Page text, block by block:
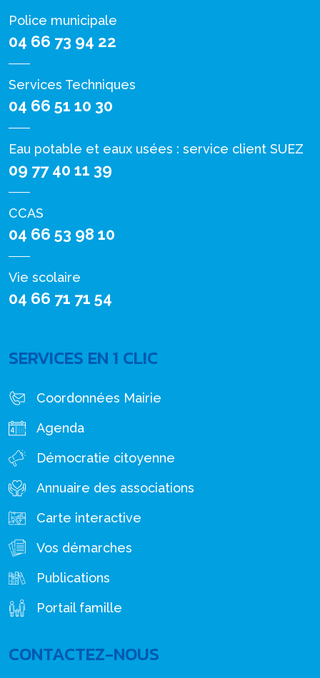
Police municipale
04 66 73 94 22
Services Techniques
04 66 51 10 30
Eau potable et eaux usées : service client SUEZ
09 77 40 11 39
CCAS
04 66 53 98 10
Vie scolaire
04 66 71 71 54
SERVICES EN 1 CLIC
Coordonnées Mairie
Agenda
Démocratie citoyenne
Annuaire des associations
Carte interactive
Vos démarches
Publications
Portail famille
CONTACTEZ-NOUS